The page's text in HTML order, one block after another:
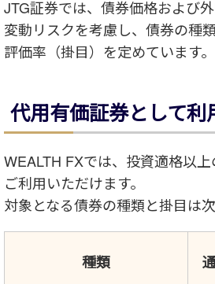
JTG証券では、債券価格および
変動リスクを考慮し、債券の種
評価率（掛目）を定めています。
代用有価証券として利
WEALTH FXでは、投資適格以
ご利用いただけます。
対象となる債券の種類と掛目は
種類